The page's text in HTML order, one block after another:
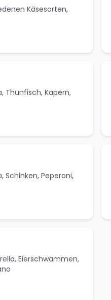
Käsesorten,
Thunfisch, Kapern,
Schinken, Peperoni,
Eierschwämmen,